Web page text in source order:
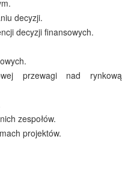
decyzji.
decyzji finansowych.
przewagi nad rynkową
zespołów.
projektów.